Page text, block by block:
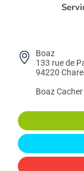
Boaz
133 rue de
94220
Boaz